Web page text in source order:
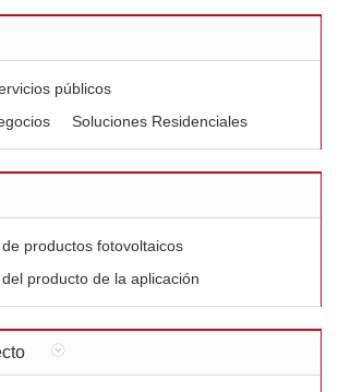
públicos
Soluciones Residenciales
productos fotovoltaicos
producto de la aplicación